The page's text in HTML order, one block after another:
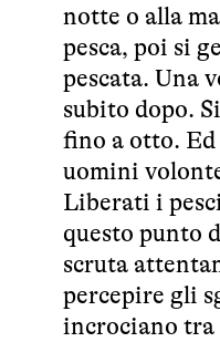
notte o alla
pesca, poi si
pescata. Una
subito dopo.
fino a otto. Ed
uomini
Liberati i
questo punto
scruta
percepire gli
incrociano tra